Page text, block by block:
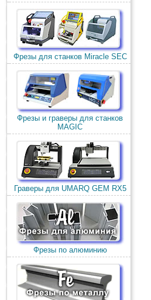
Фрезы для станков Miracle SEC
Фрезы и граверы для станков
MAGIC
Граверы для UMARQ GEM RX5
Фрезы по алюминию